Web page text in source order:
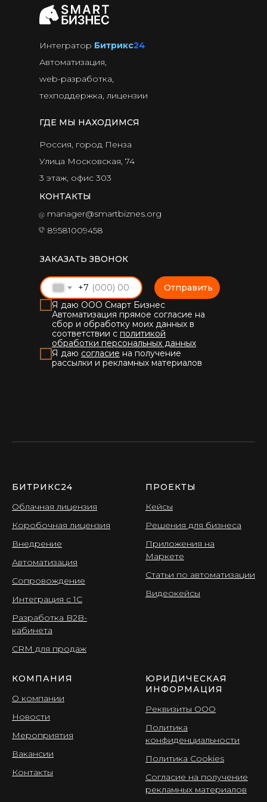
Интегратор Битрикс24
Автоматизация,
web-разработка,
техподдержка, лицензии
Россия, город Пенза
Улица Московская, 74
3 этаж, офис 303
manager@smartbiznes.org
89581009458
+7
Я даю ООО Смарт Бизнес
Автоматизация прямое согласие на
сбор и обработку моих данных в
соответствии с политикой
обработки персональных данных
Я даю согласие на получение
рассылки и рекламных материалов
Отправить
ГДЕ МЫ НАХОДИМСЯ
КОНТАКТЫ
ЗАКАЗАТЬ ЗВОНОК
БИТРИКС24
Облачная лицензия
Коробочная лицензия
Внедрение
Автоматизация
Сопровождение
Интеграция с 1С
Разработка B2B-
кабинета
CRМ для продаж
ПРОЕКТЫ
Кейсы
Решения для бизнеса
Приложения на
Маркете
Статьи по автоматизации
Видеокейсы
КОМПАНИЯ
О компании
Новости
Мероприятия
Вакансии
Контакты
ЮРИДИЧЕСКАЯ
ИНФОРМАЦИЯ
Реквизиты ООО
Политика
конфиденциальности
Политика Cookies
Согласие на получение
рекламных материалов